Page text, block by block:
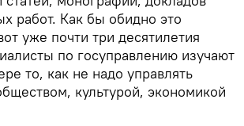
работ. Как бы обидно это
уже почти три десятилетия
по госуправлению изучают
то, как не надо управлять
культурой, экономикой